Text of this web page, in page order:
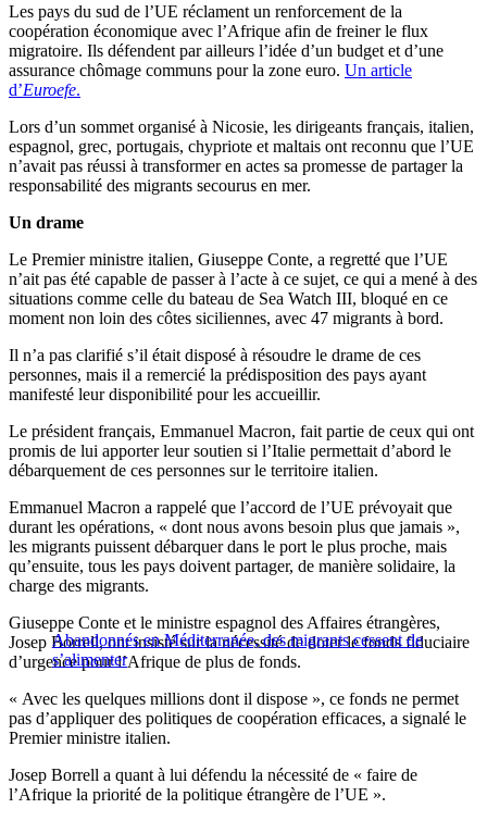
Les pays du sud de l’UE réclament un renforcement de la
coopération économique avec l’Afrique afin de freiner le flux
migratoire. Ils défendent par ailleurs l’idée d’un budget et d’une
assurance chômage communs pour la zone euro. Un article
d’Euroefe.
Lors d’un sommet organisé à Nicosie, les dirigeants français, italien,
espagnol, grec, portugais, chypriote et maltais ont reconnu que l’UE
n’avait pas réussi à transformer en actes sa promesse de partager la
responsabilité des migrants secourus en mer.
Un drame
Le Premier ministre italien, Giuseppe Conte, a regretté que l’UE
n’ait pas été capable de passer à l’acte à ce sujet, ce qui a mené à des
situations comme celle du bateau de Sea Watch III, bloqué en ce
moment non loin des côtes siciliennes, avec 47 migrants à bord.
Il n’a pas clarifié s’il était disposé à résoudre le drame de ces
personnes, mais il a remercié la prédisposition des pays ayant
manifesté leur disponibilité pour les accueillir.
Le président français, Emmanuel Macron, fait partie de ceux qui ont
promis de lui apporter leur soutien si l’Italie permettait d’abord le
débarquement de ces personnes sur le territoire italien.
Emmanuel Macron a rappelé que l’accord de l’UE prévoyait que
durant les opérations, « dont nous avons besoin plus que jamais »,
les migrants puissent débarquer dans le port le plus proche, mais
qu’ensuite, tous les pays doivent partager, de manière solidaire, la
charge des migrants.
Abandonnés en Méditerranée, des migrants cessent de
s’alimenter
Giuseppe Conte et le ministre espagnol des Affaires étrangères,
Josep Borrell, ont insisté sur la nécessité de doter le fonds fiduciaire
d’urgence pour l’Afrique de plus de fonds.
« Avec les quelques millions dont il dispose », ce fonds ne permet
pas d’appliquer des politiques de coopération efficaces, a signalé le
Premier ministre italien.
Josep Borrell a quant à lui défendu la nécessité de « faire de
l’Afrique la priorité de la politique étrangère de l’UE ».